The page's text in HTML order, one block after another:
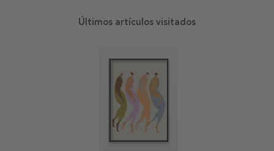
Últimos artículos visitados